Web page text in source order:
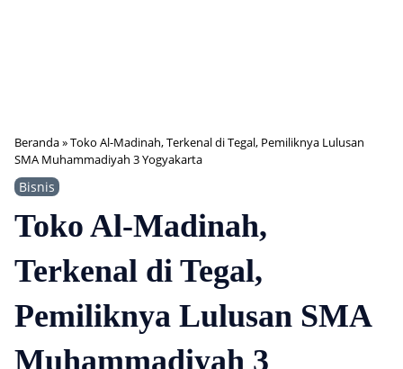
Beranda»Toko Al-Madinah, Terkenal di Tegal, Pemiliknya Lulusan
SMA Muhammadiyah 3 Yogyakarta
Bisnis
Toko Al-Madinah,
Terkenal di Tegal,
Pemiliknya Lulusan SMA
Muhammadiyah 3